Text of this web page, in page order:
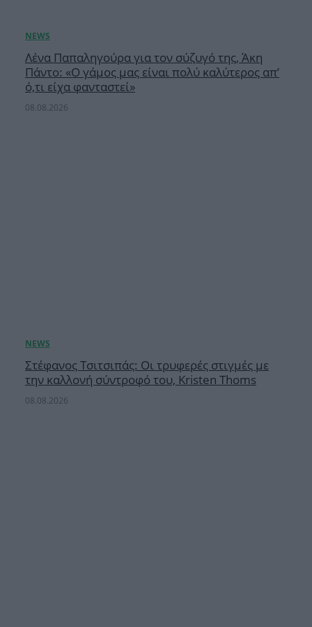
Λένα Παπαληγούρα για τον σύζυγό της, Άκη
Πάντο: «Ο γάμος μας είναι πολύ καλύτερος απ’
ό,τι είχα φανταστεί»
08.08.2026
Στέφανος Τσιτσιπάς: Οι τρυφερές στιγμές με
την καλλονή σύντροφό του, Kristen Thoms
08.08.2026